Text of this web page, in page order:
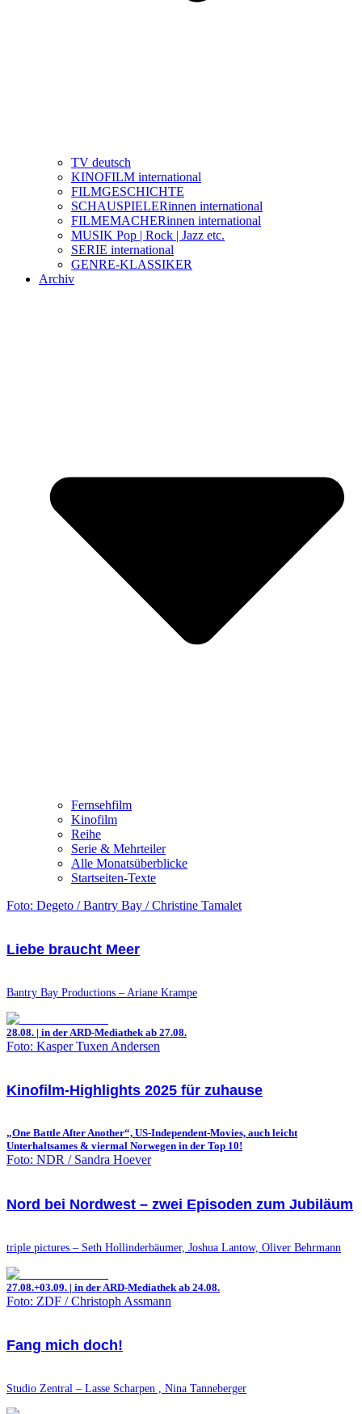
TV deutsch
KINOFILM international
FILMGESCHICHTE
SCHAUSPIELERinnen international
FILMEMACHERinnen international
MUSIK Pop | Rock | Jazz etc.
SERIE international
GENRE-KLASSIKER
Archiv
Fernsehfilm
Kinofilm
Reihe
Serie & Mehrteiler
Alle Monatsüberblicke
Startseiten-Texte
Foto: Degeto / Bantry Bay / Christine Tamalet
Liebe braucht Meer
Bantry Bay Productions – Ariane Krampe
28.08. | in der ARD-Mediathek ab 27.08.
Foto: Kasper Tuxen Andersen
Kinofilm-Highlights 2025 für zuhause
„One Battle After Another“, US-Independent-Movies, auch leicht
Unterhaltsames & viermal Norwegen in der Top 10!
Foto: NDR / Sandra Hoever
Nord bei Nordwest – zwei Episoden zum Jubiläum
triple pictures – Seth Hollinderbäumer, Joshua Lantow, Oliver Behrmann
27.08.+03.09. | in der ARD-Mediathek ab 24.08.
Foto: ZDF / Christoph Assmann
Fang mich doch!
Studio Zentral – Lasse Scharpen , Nina Tanneberger